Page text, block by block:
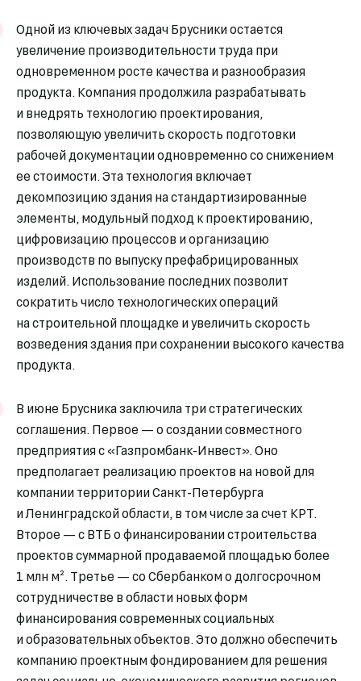
Одной из ключевых задач Брусники остается
увеличение производительности труда при
одновременном росте качества и разнообразия
продукта. Компания продолжила разрабатывать
и внедрять технологию проектирования,
позволяющую увеличить скорость подготовки
рабочей документации одновременно со снижением
ее стоимости. Эта технология включает
декомпозицию здания на стандартизированные
элементы, модульный подход к проектированию,
цифровизацию процессов и организацию
производств по выпуску префабрицированных
изделий. Использование последних позволит
сократить число технологических операций
на строительной площадке и увеличить скорость
возведения здания при сохранении высокого качества
продукта.
В июне Брусника заключила три стратегических
соглашения. Первое — о создании совместного
предприятия с «Газпромбанк-Инвест». Оно
предполагает реализацию проектов на новой для
компании территории Санкт-Петербурга
и Ленинградской области, в том числе за счет КРТ.
Второе — с ВТБ о финансировании строительства
проектов суммарной продаваемой площадью более
1 млн м². Третье — со Сбербанком о долгосрочном
сотрудничестве в области новых форм
финансирования современных социальных
и образовательных объектов. Это должно обеспечить
компанию проектным фондированием для решения